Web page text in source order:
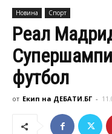
Новина Спорт
Реал
футбол
от Екип на ДЕБАТИ.БГ -